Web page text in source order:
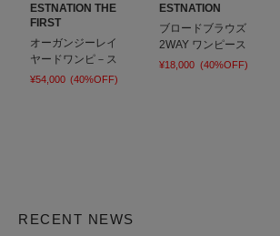
ESTNATION THE
FIRST
オーガンジーレイ
ヤードワンピ－ス
¥54,000 (40%OFF)
ESTNATION
ブロードブラウズ
2WAY ワンピース
¥18,000 (40%OFF)
RECENT NEWS